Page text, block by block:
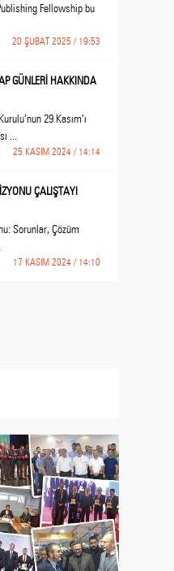
Fellowship bu
20 ŞUBAT 2025 / 19:53
GÜNLERİ HAKKINDA
29 Kasım’ı
...
25 KASIM 2024 / 14:14
ÇALIŞTAYI
Sorunlar, Çözüm
17 KASIM 2024 / 14:10